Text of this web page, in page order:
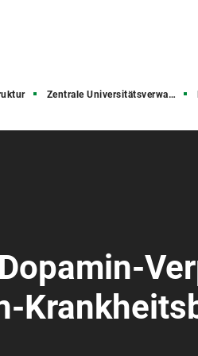
Zentrale Universitätsverwaltung